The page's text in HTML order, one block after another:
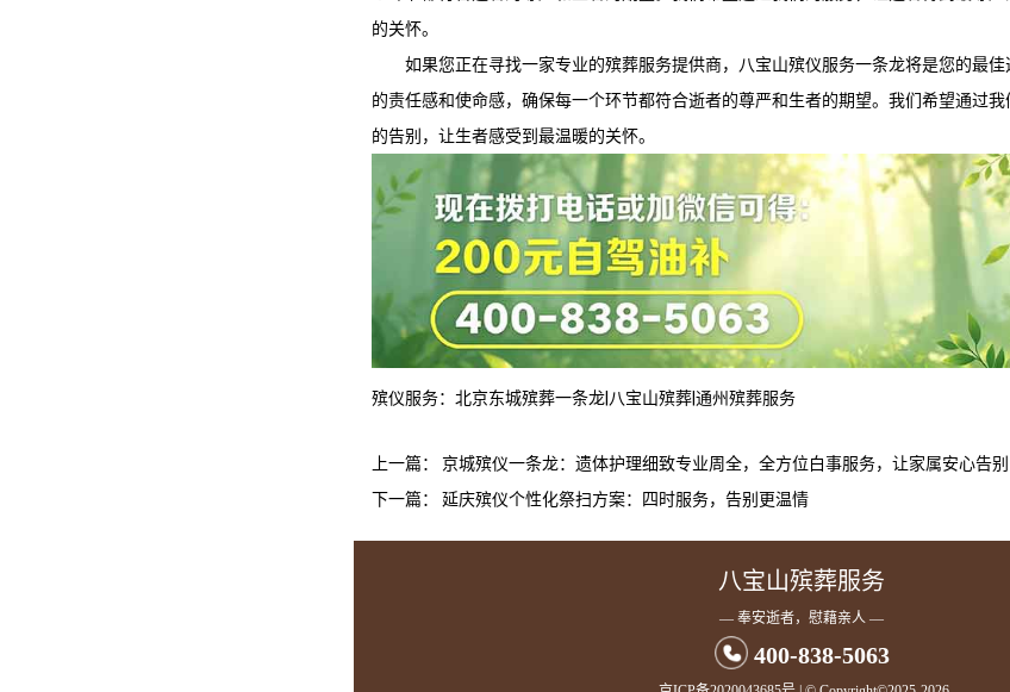
的关怀。
如果您正在寻找一家专业的殡葬服务提供商，
八宝山殡仪服务一条龙将是您的最
的责任感和使命感，确保每一个环节都符合逝者的尊严和生者的期望。我们希望通过
的告别，让生者感受到最温暖的关怀。
殡仪服务： 北京东城殡葬一条龙 八宝山殡葬通州殡葬服务
上一篇： 京城殡仪一条龙：遗体护理细致专业周全，全方位白事服务，让家属安心告别
下一篇： 延庆殡仪个性化祭扫方案：四时服务，告别更温情
八宝山殡葬服务
— 奉安逝者，慰藉亲人 —
400-838-5063